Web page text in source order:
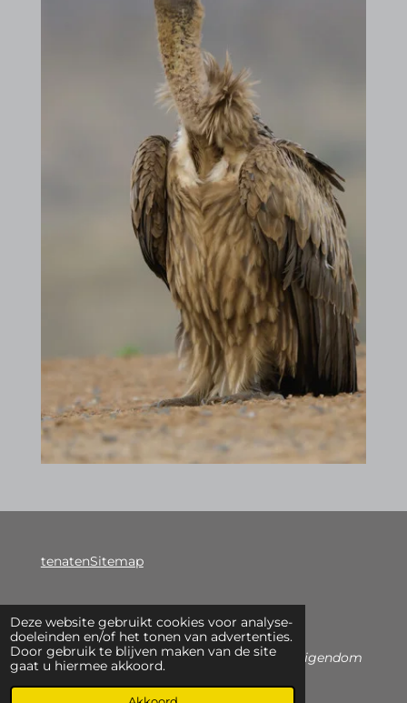
Deze website gebruikt cookies voor analyse-
doeleinden en/of het tonen van advertenties.
Door gebruik te blijven maken van de site
gaat u hiermee akkoord.
tenatenSitemap
F
a
c
© 2020-2026 -Alle getoonde foto's zijn eigendom